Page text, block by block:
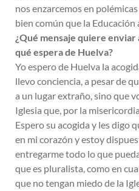
nos enzarcemos en
bien común que la
¿Qué mensaje quiere enviar
qué espera de Huelva?
Yo espero de Huelva la
llevo conciencia, a pesar de
a un lugar extraño, sino que
Iglesia que, por la
Espero su acogida y les digo
en mi corazón y estoy
entregarme todo lo que
que es pluralista, como en
que no tengan miedo de la